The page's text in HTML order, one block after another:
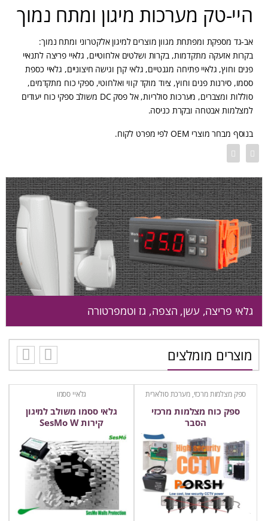
היי-טק מערכות מיגון ומתח נמוך
אב-גד מספקת ומפתחת מגוון מוצרים למיגון אלקטרוני ומתח נמוך:
בקרות אזעקה מתקדמות, בקרות ושלטים אלחוטיים, גלאיי פריצה לתנאיי
פנים וחוץ, גלאיי פתיחה מגנטיים, גלאי קרן וגישה חיצוניים, גלאיי כספת
ססמו, סירנות פנים וחוץ, ציוד מוקד קווי ואלחוטי, ספקי כוח מתקדמים,
סוללות ומצברים, מערכות סולריות, אל פסק DC משולב ספקי כוח יעודים
למצלמות אבטחה ובקרת כניסה.
בנוסף מבחר מוצרי OEM לפי מפרט לקוח.
גלאי פריצה, עשן, הצפה, גז וטמפרטורה
מוצרים מומלצים
ספק מצלמות מרכזי, מערכת סולארית
ספק כוח מצלמות מרכזי
הסבר
גלאיי ססמו
גלאי ססמו משולב למיגון
קירות SesMo W